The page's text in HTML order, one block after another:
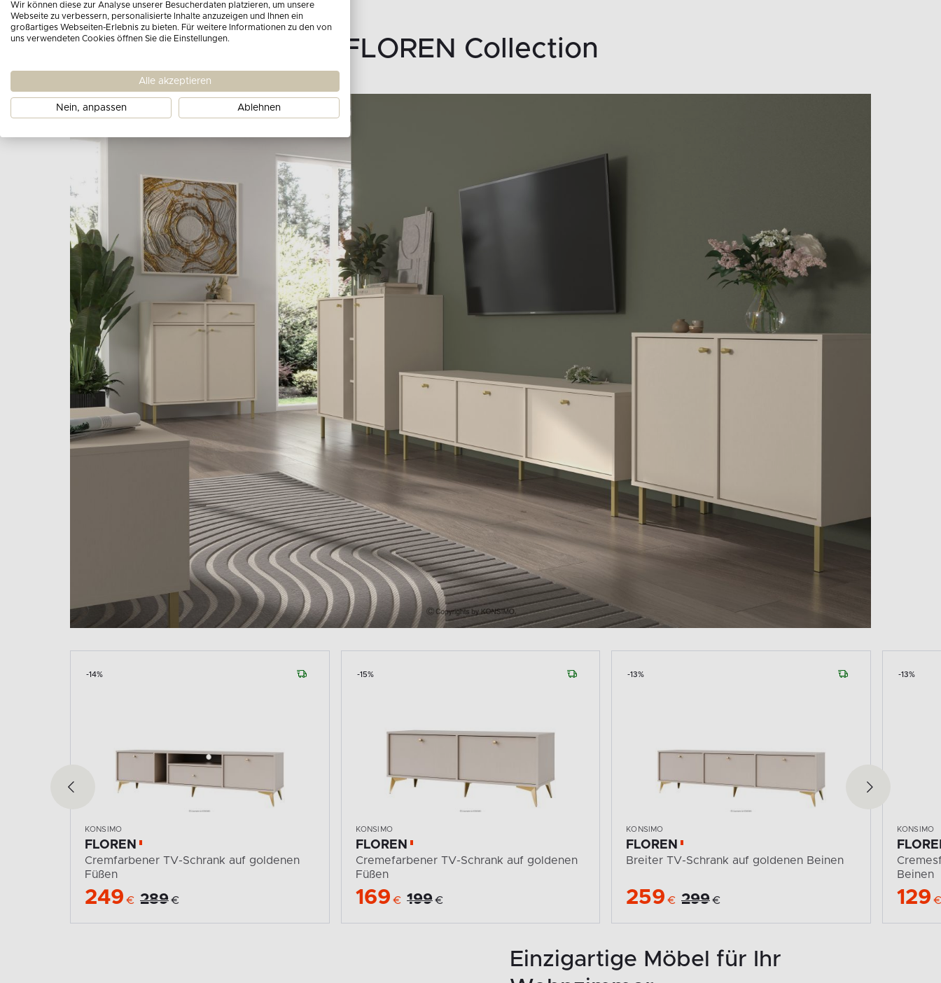
FLOREN Collection
-14%
KONSIMO
FLOREN
Cremfarbener TV-Schrank auf goldenen
Füßen
249 € 289 €
-15%
KONSIMO
FLOREN
Cremefarbener TV-Schrank auf goldenen
Füßen
169 € 199 €
-13%
KONSIMO
FLOREN
Breiter TV-Schrank auf goldenen Beinen
259 € 299 €
-13%
KONSIMO
Beinen
129 €
Einzigartige Möbel für Ihr
Wir können diese zur Analyse unserer Besucherdaten platzieren, um unsere
Webseite zu verbessern, personalisierte Inhalte anzuzeigen und Ihnen ein
großartiges Webseiten-Erlebnis zu bieten. Für weitere Informationen zu den von
uns verwendeten Cookies öffnen Sie die Einstellungen.
Alle akzeptieren
Nein, anpassen Ablehnen